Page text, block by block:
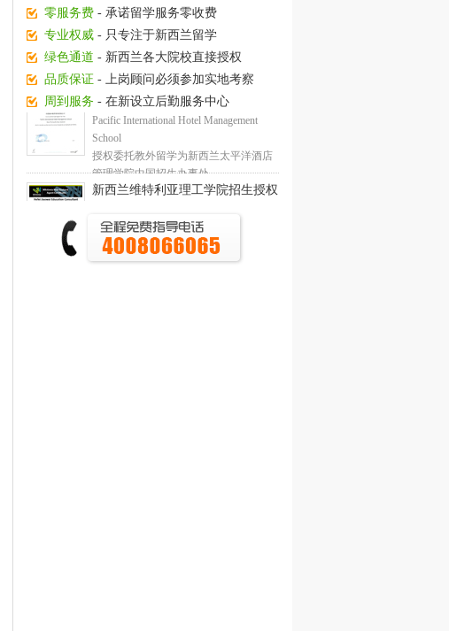
零服务费 - 承诺留学服务零收费
专业权威 - 只专注于新西兰留学
绿色通道 - 新西兰各大院校直接授权
品质保证 - 上岗顾问必须参加实地考察
周到服务 - 在新设立后勤服务中心